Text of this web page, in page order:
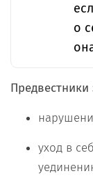
о
уход в